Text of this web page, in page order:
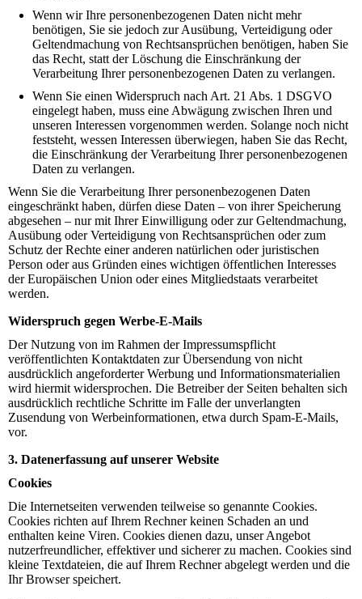
Wenn wir Ihre personenbezogenen Daten nicht mehr
benötigen, Sie sie jedoch zur Ausübung, Verteidigung oder
Geltendmachung von Rechtsansprüchen benötigen, haben Sie
das Recht, statt der Löschung die Einschränkung der
Verarbeitung Ihrer personenbezogenen Daten zu verlangen.
Wenn Sie einen Widerspruch nach Art. 21 Abs. 1 DSGVO
eingelegt haben, muss eine Abwägung zwischen Ihren und
unseren Interessen vorgenommen werden. Solange noch nicht
feststeht, wessen Interessen überwiegen, haben Sie das Recht,
die Einschränkung der Verarbeitung Ihrer personenbezogenen
Daten zu verlangen.
Wenn Sie die Verarbeitung Ihrer personenbezogenen Daten
eingeschränkt haben, dürfen diese Daten – von ihrer Speicherung
abgesehen – nur mit Ihrer Einwilligung oder zur Geltendmachung,
Ausübung oder Verteidigung von Rechtsansprüchen oder zum
Schutz der Rechte einer anderen natürlichen oder juristischen
Person oder aus Gründen eines wichtigen öffentlichen Interesses
der Europäischen Union oder eines Mitgliedstaats verarbeitet
werden.
Widerspruch gegen Werbe-E-Mails
Der Nutzung von im Rahmen der Impressumspflicht
veröffentlichten Kontaktdaten zur Übersendung von nicht
ausdrücklich angeforderter Werbung und Informationsmaterialien
wird hiermit widersprochen. Die Betreiber der Seiten behalten sich
ausdrücklich rechtliche Schritte im Falle der unverlangten
Zusendung von Werbeinformationen, etwa durch Spam-E-Mails,
vor.
3. Datenerfassung auf unserer Website
Cookies
Die Internetseiten verwenden teilweise so genannte Cookies.
Cookies richten auf Ihrem Rechner keinen Schaden an und
enthalten keine Viren. Cookies dienen dazu, unser Angebot
nutzerfreundlicher, effektiver und sicherer zu machen. Cookies sind
kleine Textdateien, die auf Ihrem Rechner abgelegt werden und die
Ihr Browser speichert.